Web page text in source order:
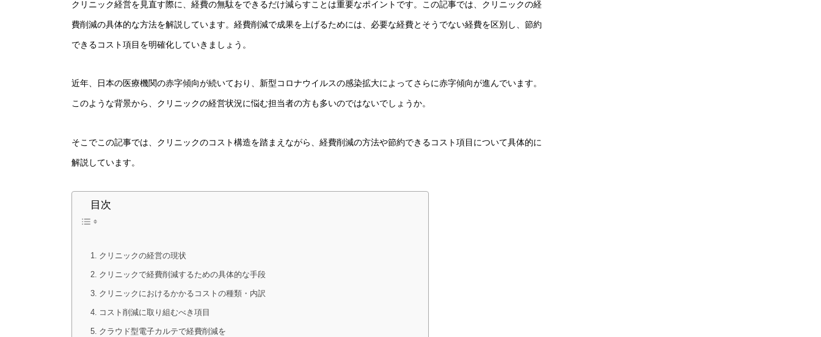
クリニック経営を見直す際に、経費の無駄をできるだけ減らすことは重要なポイントです。この記事では、クリニックの経
費削減の具体的な方法を解説しています。経費削減で成果を上げるためには、必要な経費とそうでない経費を区別し、節約
できるコスト項目を明確化していきましょう。
近年、日本の医療機関の赤字傾向が続いており、新型コロナウイルスの感染拡大によってさらに赤字傾向が進んでいます。
このような背景から、クリニックの経営状況に悩む担当者の方も多いのではないでしょうか。
そこでこの記事では、クリニックのコスト構造を踏まえながら、経費削減の方法や節約できるコスト項目について具体的に
解説しています。
目次
クリニックの経営の現状
クリニックで経費削減するための具体的な手段
クリニックにおけるかかるコストの種類・内訳
コスト削減に取り組むべき項目
クラウド型電子カルテで経費削減を